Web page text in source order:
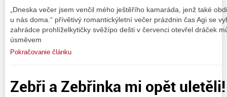
„Dneska večer jsem venčil mého ještěřího kamaráda, jenž také
u nás doma.“ přívětivý romantickýletní večer prázdnin čas Agi se
zahrádce prohlíželkytičky svěžípo dešti v červenci otevřel dráček
úsměvem
Pokračovanie článku
Zebři a Zebřinka mi opět uletěli!